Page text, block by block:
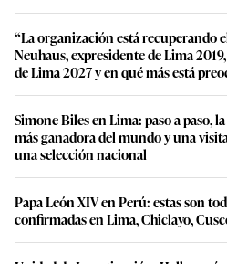
“La organización está recuperando
Neuhaus, expresidente de Lima
de Lima 2027 y en qué más está
Simone Biles en Lima: paso a paso,
más ganadora del mundo y una
una selección nacional
Papa León XIV en Perú: estas son
confirmadas en Lima, Chiclayo,